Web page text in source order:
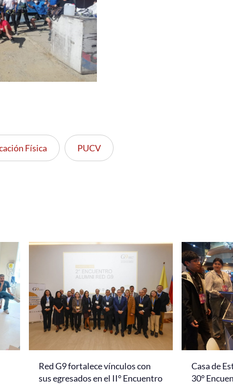
Física PUCV
Red G9 fortalece vínculos con
sus egresados en el II° Encuentro
Casa de
30°